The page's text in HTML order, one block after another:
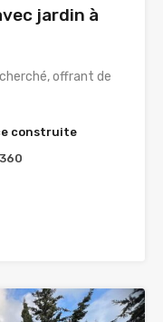
jardin à
offrant de
construite
360